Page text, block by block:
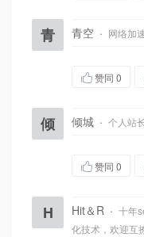
青 青空 · 网络加
赞同 0
倾 倾城 · 个人站
赞同 0
H Hit＆R · 十年
化技术，欢迎互